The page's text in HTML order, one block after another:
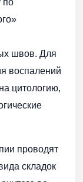
швов. Для
воспалений
цитологию,
проводят
складок